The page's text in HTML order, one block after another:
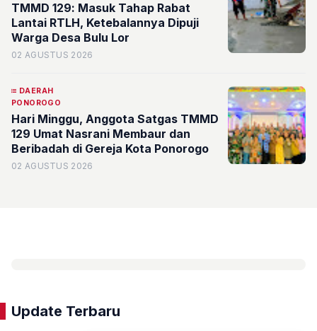
TMMD 129: Masuk Tahap Rabat
Lantai RTLH, Ketebalannya Dipuji
Warga Desa Bulu Lor
02 AGUSTUS 2026
DAERAH
PONOROGO
Hari Minggu, Anggota Satgas TMMD
129 Umat Nasrani Membaur dan
Beribadah di Gereja Kota Ponorogo
02 AGUSTUS 2026
Update Terbaru